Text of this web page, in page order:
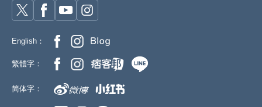
English：
繁體字：
简体字：